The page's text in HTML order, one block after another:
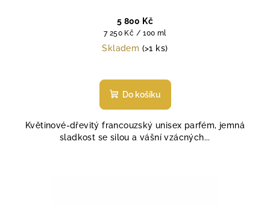
5 800 Kč
Měrná
cena:
7 250 Kč / 100 ml
Skladem (>1 ks)
hodnocení
produktu
z
5
Do košíku
Květinové-dřevitý francouzský unisex parfém, jemná
sladkost se silou a vášní vzácných...